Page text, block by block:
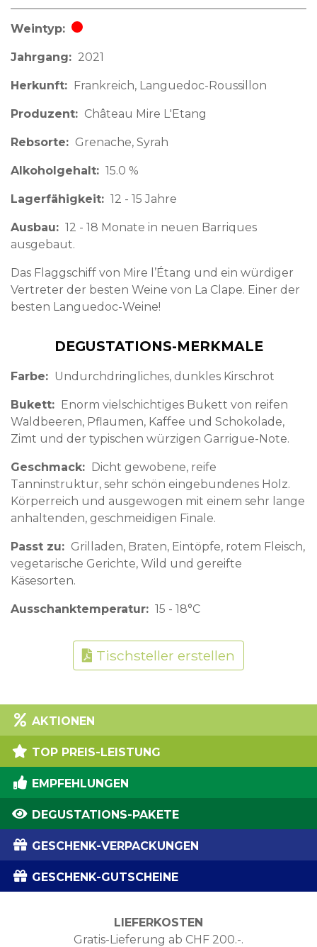
Weintyp Rotwein
Jahrgang 2021
Herkunft Frankreich Languedoc-Roussillon
Produzent Château Mire L'Etang
Rebsorte Grenache, Syrah
Alkoholgehalt 15.0 %
Lagerfähigkeit 12 - 15 Jahre
Ausbau
12 - 18 Monate in neuen Barriques
ausgebaut.
Das Flaggschiff von Mire l’Étang und ein würdiger
Vertreter der besten Weine von La Clape. Einer der
besten Languedoc-Weine!
DEGUSTATIONS-MERKMALE
Farbe Undurchdringliches, dunkles Kirschrot
Bukett
Enorm vielschichtiges Bukett von reifen
Waldbeeren, Pflaumen, Kaffee und Schokolade,
Zimt und der typischen würzigen Garrigue-Note.
Geschmack
Dicht gewobene, reife
Tanninstruktur, sehr schön eingebundenes Holz.
Körperreich und ausgewogen mit einem sehr lange
anhaltenden, geschmeidigen Finale.
Passt zu
Grilladen, Braten, Eintöpfe, rotem Fleisch,
vegetarische Gerichte, Wild und gereifte
Käsesorten.
Ausschanktemperatur 15 - 18°C
Tischsteller erstellen
AKTIONEN
TOP PREIS-LEISTUNG
EMPFEHLUNGEN
DEGUSTATIONS-PAKETE
GESCHENK-VERPACKUNGEN
GESCHENK-GUTSCHEINE
LIEFERKOSTEN
Gratis-Lieferung ab CHF 200.-.